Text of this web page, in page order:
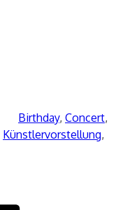
Birthday, Concert,
Künstlervorstellung,